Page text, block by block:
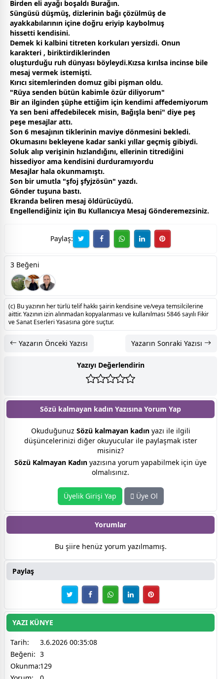
Birden eli ayağı boşaldı Burağın.
Süngüsü düşmüş, dizlerinin bağı çözülmüş de
ayakkabılarının içine doğru eriyip kaybolmuş
hissetti kendisini.
Demek ki kalbini titreten korkuları yersizdi. Onun
karakteri , biriktirdiklerinden
oluşturduğu ruh dünyası böyleydi.Kızsa kırılsa incinse bile
mesaj vermek istemişti.
Kırıcı sitemlerinden domuz gibi pişman oldu.
"Rüya senden bütün kabimle özür diliyorum"
Bir an ilginden şüphe ettiğim için kendimi affedemiyorum
Ya sen beni affedebilecek misin, Bağışla beni" diye peş
peşe mesajlar attı.
Son 6 mesajının tiklerinin maviye dönmesini bekledi.
Okumasını bekleyene kadar sanki yıllar geçmiş gibiydi.
Soluk alıp verişinin hızlandığını, ellerinin titrediğini
hissediyor ama kendisini durduramıyordu
Mesajlar hala okunmamıştı.
Son bir umutla "şfoj şfyjzösün" yazdı.
Gönder tuşuna bastı.
Ekranda beliren mesaj öldürücüydü.
Engellendiğiniz için Bu Kullanıcıya Mesaj Gönderemezsiniz.
Paylaş:
3 Beğeni
(c) Bu yazının her türlü telif hakkı şairin kendisine ve/veya temsilcilerine
aittir. Yazının izin alınmadan kopyalanması ve kullanılması 5846 sayılı Fikir
ve Sanat Eserleri Yasasına göre suçtur.
Yazarın Önceki Yazısı Yazarın Sonraki Yazısı
Yazıyı Değerlendirin
Sözü kalmayan kadın Yazısına Yorum Yap
Okuduğunuz Sözü kalmayan kadınyazı ile ilgili
düşüncelerinizi diğer okuyucular ile paylaşmak ister
misiniz?
Sözü Kalmayan Kadın yazısına yorum yapabilmek için üye
olmalısınız.
Üyelik Girişi Yap Üye Ol
Yorumlar
Bu şiire henüz yorum yazılmamış.
Paylaş
YAZI KÜNYE
Tarih:
3.6.2026 00:35:08
Beğeni: 3
Okunma:129